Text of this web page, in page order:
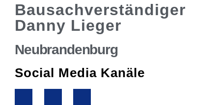
Bausachverständiger
Danny Lieger
Neubrandenburg
Social Media Kanäle